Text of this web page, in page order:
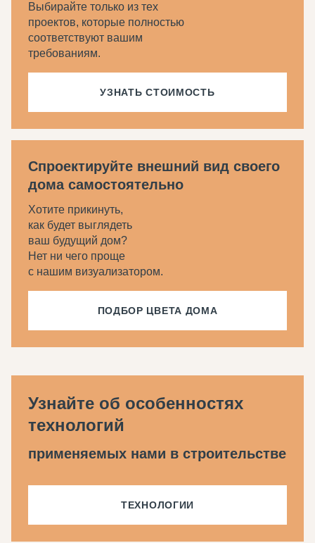
Выбирайте только из тех
проектов, которые полностью
соответствуют вашим
требованиям.
УЗНАТЬ СТОИМОСТЬ
Спроектируйте внешний вид своего
дома самостоятельно
Хотите прикинуть,
как будет выглядеть
ваш будущий дом?
Нет ни чего проще
с нашим визуализатором.
ПОДБОР ЦВЕТА ДОМА
Узнайте об особенностях
технологий
применяемых нами в строительстве
ТЕХНОЛОГИИ